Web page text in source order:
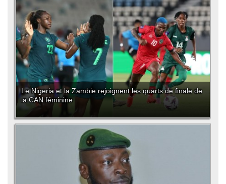
Le Nigeria et la Zambie rejoignent les quarts de finale de
la CAN féminine